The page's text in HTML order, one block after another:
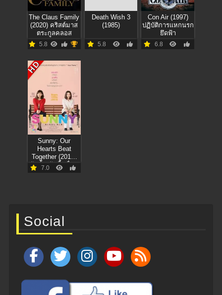
The Claus Family
(2020) คริสต์มาส
ตระกูลคลอส
5.8
Death Wish 3
(1985)
5.8
Con Air (1997)
ปฏิบัติการแหกนรก
ยึดฟ้า
6.8
HD
Sunny: Our
Hearts Beat
Together (2018)
วันนั้น วันนี้ เพื่อน
กันตลอดไป
7.0
Social